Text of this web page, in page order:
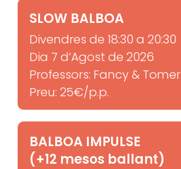
SLOW BALBOA
Divendres de 18:30 a 20:30
Dia 7 d’Agost de 2026
Professors: Fancy & Tomer
Preu: 25€/p.p.
BALBOA IMPULSE
(+12 mesos ballant)